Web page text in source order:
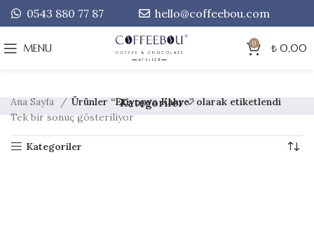
0543 880 77 87 hello@coffeebou.com
MENU 0 ₺ 0,00
Kategoriler
Ana Sayfa
Ürünler “Etiyopya Kahve” olarak etiketlendi
Tek bir sonuç gösteriliyor
Kategoriler